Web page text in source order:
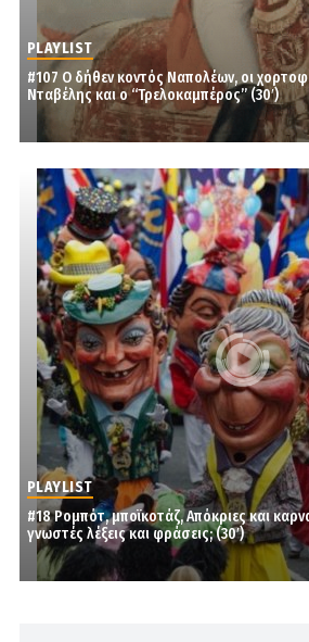
PLAYLIST
#107 Ο δήθεν κοντός Ναπολέων, οι
Νταβέλης και ο “Τρελοκαμπέρος” (30′)
PLAYLIST
#18 Ρομπότ, μποϊκοτάζ, Απόκριες και
γνωστές λέξεις και φράσεις; (30′)